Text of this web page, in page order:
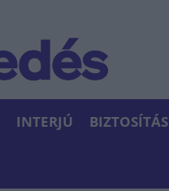
INTERJÚ BIZTOSÍTÁS